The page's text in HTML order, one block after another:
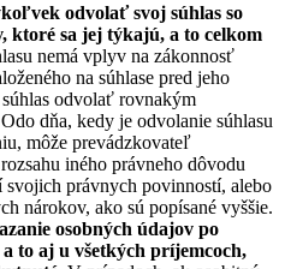
odvolať svoj súhlas so
ktoré sa jej týkajú, a to celkom
nemá vplyv na zákonnosť
na súhlase pred jeho
odvolať rovnakým
dňa, kedy je odvolanie súhlasu
môže prevádzkovateľ
iného právneho dôvodu
právnych povinností, alebo
nárokov, ako sú popísané vyššie.
osobných údajov po
to aj u všetkých príjemcoch,